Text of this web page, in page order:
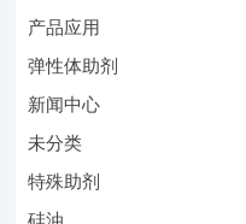
产品应用
弹性体助剂
新闻中心
未分类
特殊助剂
硅油